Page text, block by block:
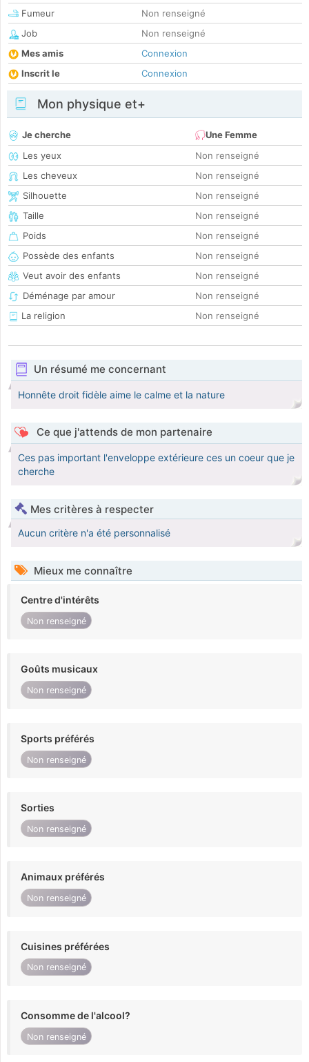
Fumeur
Non renseigné
Job
Non renseigné
Mes amis
Connexion
Inscrit le
Connexion
Mon physique et+
Je cherche
Une Femme
Les yeux
Non renseigné
Les cheveux
Non renseigné
Silhouette
Non renseigné
Taille
Non renseigné
Poids
Non renseigné
Possède des enfants
Non renseigné
Veut avoir des enfants
Non renseigné
Déménage par amour
Non renseigné
La religion
Non renseigné
Un résumé me concernant
Honnête droit fidèle aime le calme et la nature
Ce que j'attends de mon partenaire
Ces pas important l'enveloppe extérieure ces un coeur que je
cherche
Mes critères à respecter
Aucun critère n'a été personnalisé
Mieux me connaître
Centre d'intérêts
Non renseigné
Goûts musicaux
Non renseigné
Sports préférés
Non renseigné
Sorties
Non renseigné
Animaux préférés
Non renseigné
Cuisines préférées
Non renseigné
Consomme de l'alcool?
Non renseigné